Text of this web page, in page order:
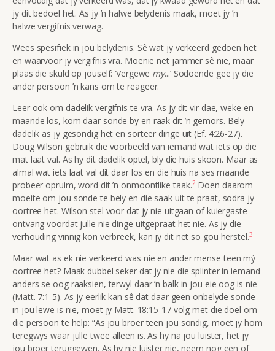
jy dit bedoel het. As jy ’n halwe belydenis maak, moet jy ’n
halwe vergifnis verwag.
Wees spesifiek in jou belydenis. Sê wat jy verkeerd gedoen het
en waarvoor jy vergifnis vra. Moenie net jammer sê nie, maar
plaas die skuld op jouself: ‘Vergewe my...’ Sodoende gee jy die
ander persoon ’n kans om te reageer.
Leer ook om dadelik vergifnis te vra. As jy dit vir dae, weke en
maande los, kom daar sonde by en raak dit ’n gemors. Bely
dadelik as jy gesondig het en sorteer dinge uit (Ef. 4:26-27).
Doug Wilson gebruik die voorbeeld van iemand wat iets op die
mat laat val. As hy dit dadelik optel, bly die huis skoon. Maar as
almal wat iets laat val dit daar los en die huis na ses maande
probeer opruim, word dit ’n onmoontlike taak.2Doen daarom
moeite om jou sonde te bely en die saak uit te praat, sodra jy
oortree het. Wilson stel voor dat jy nie uitgaan of kuiergaste
ontvang voordat julle nie dinge uitgepraat het nie. As jy die
verhouding vinnig kon verbreek, kan jy dit net so gou herstel.3
Maar wat as ek nie verkeerd was nie en ander mense teen mý
oortree het? Maak dubbel seker dat jy nie die splinter in iemand
anders se oog raaksien, terwyl daar ’n balk in jou eie oog is nie
(Matt. 7:1-5). As jy eerlik kan sê dat daar geen onbelyde sonde
in jou lewe is nie, moet jy Matt. 18:15-17 volg met die doel om
die persoon te help: “As jou broer teen jou sondig, moet jy hom
teregwys waar julle twee alleen is. As hy na jou luister, het jy
jou broer teruggewen. As hy nie luister nie, neem nog een of